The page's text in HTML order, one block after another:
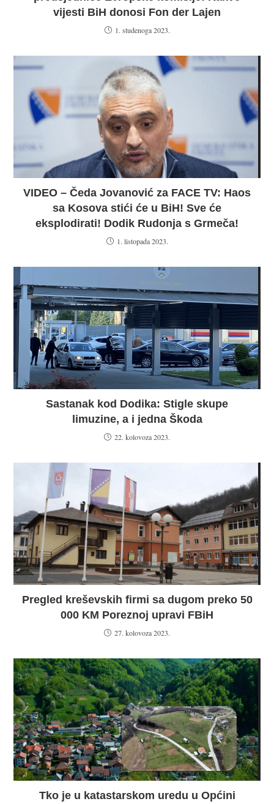
vijesti BiH donosi Fon der Lajen
1. studenoga 2023.
VIDEO – Čeda Jovanović za FACE TV: Haos
sa Kosova stići će u BiH! Sve će
eksplodirati! Dodik Rudonja s Grmeča!
1. listopada 2023.
Sastanak kod Dodika: Stigle skupe
limuzine, a i jedna Škoda
22. kolovoza 2023.
Pregled kreševskih firmi sa dugom preko 50
000 KM Poreznoj upravi FBiH
27. kolovoza 2023.
Tko je u katastarskom uredu u Općini